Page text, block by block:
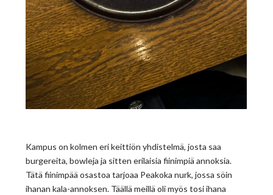
Kampus on kolmen eri keittiön yhdistelmä, josta saa
burgereita, bowleja ja sitten erilaisia fiinimpiä annoksia.
Tätä fiinimpää osastoa tarjoaa Peakoka nurk, jossa söin
ihanan kala-annoksen. Täällä meillä oli myös tosi ihana